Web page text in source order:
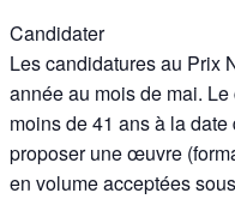
Candidater
Les candidatures au Prix
année au mois de mai.
moins de 41 ans à la
proposer une œuvre
en volume acceptées